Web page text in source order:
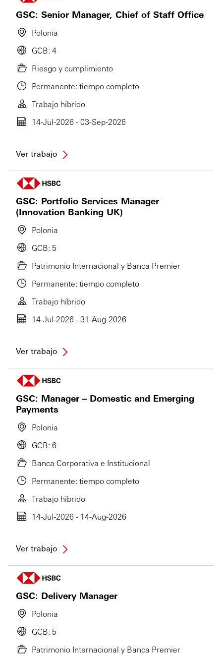
GSC: Senior Manager, Chief of Staff Office
Polonia
GCB: 4
Riesgo y cumplimiento
Permanente: tiempo completo
Trabajo híbrido
14-Jul-2026 - 03-Sep-2026
Ver trabajo
GSC: Portfolio Services Manager
(Innovation Banking UK)
Polonia
GCB: 5
Patrimonio Internacional y Banca Premier
Permanente: tiempo completo
Trabajo híbrido
14-Jul-2026 - 31-Aug-2026
Ver trabajo
GSC: Manager – Domestic and Emerging
Payments
Polonia
GCB: 6
Banca Corporativa e Institucional
Permanente: tiempo completo
Trabajo híbrido
14-Jul-2026 - 14-Aug-2026
Ver trabajo
GSC: Delivery Manager
Polonia
GCB: 5
Patrimonio Internacional y Banca Premier